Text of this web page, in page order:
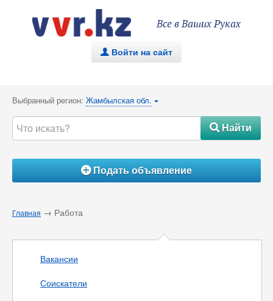
Все в Ваших Руках
. Войти на сайт
Выбранный регион: Жамбылская обл. {
#Найти
ÁПодать объявление
Главная → Работа
Вакансии
Соискатели